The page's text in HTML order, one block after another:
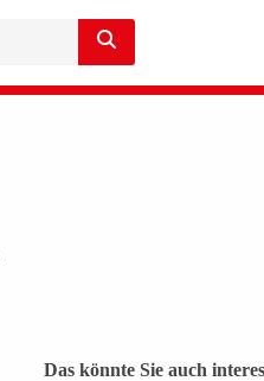
Das könnte Sie auch